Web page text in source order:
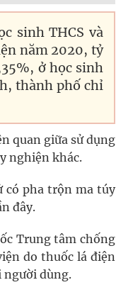
sinh THCS và
năm 2020, tỷ
ở học sinh
thành phố chỉ
quan giữa sử dụng
nghiện khác.
có pha trộn ma túy
đây.
Trung tâm chống
do thuốc lá điện
người dùng.